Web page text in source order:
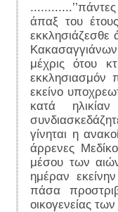
άπαξ του
εκκλησιάζεσθε
Κακασαγγιάνων
μέχρις ότου
εκκλησιασμόν
εκείνο
κατά
γίνηται η
άρρενες
μέσου των
ημέραν
πάσα
οικογενείας